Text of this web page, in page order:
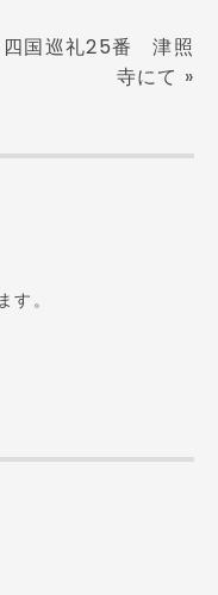
四国巡礼25番 津照
寺にて »
す。